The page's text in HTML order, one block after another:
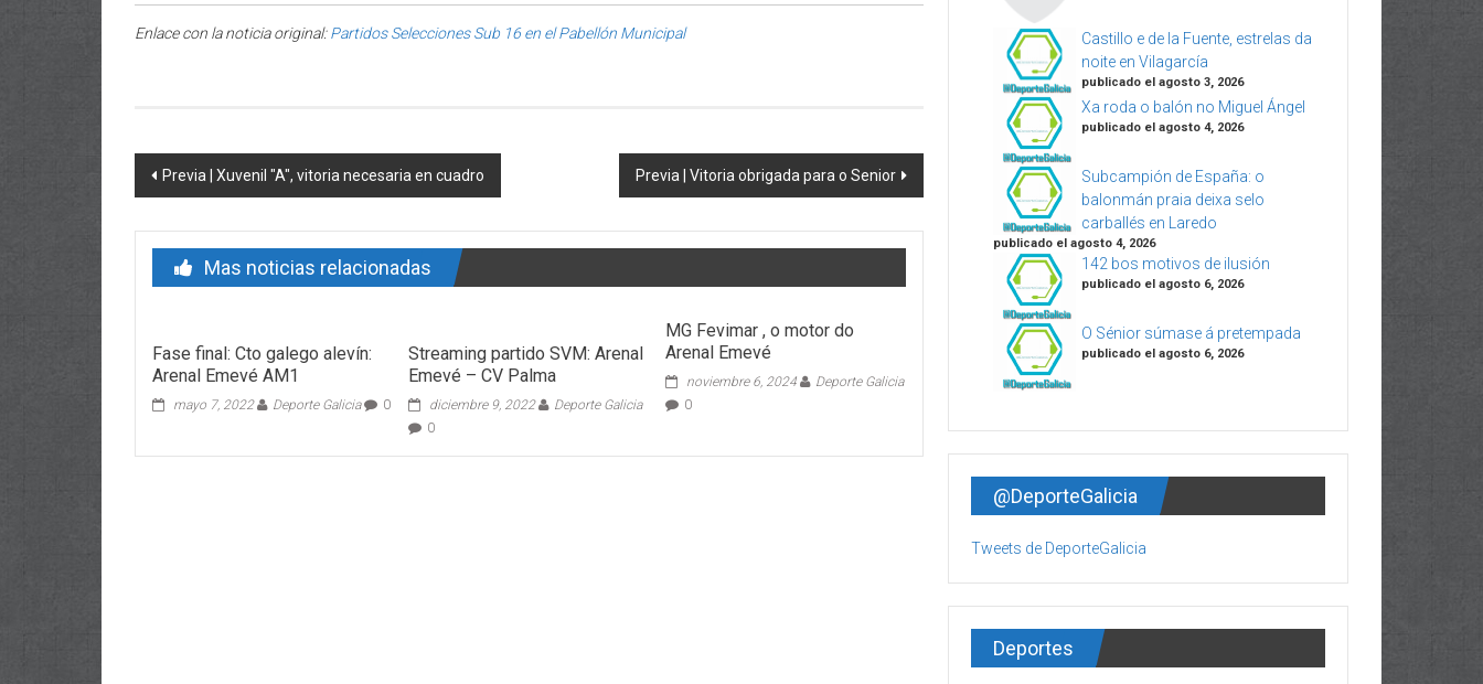
Enlace con la noticia original:Partidos Selecciones Sub 16 en el Pabellón Municipal
Post navigation
Previa | Xuvenil "A", vitoria necesaria en cuadro Previa | Vitoria obrigada para o Senior
Mas noticias relacionadas
Fase final: Cto galego alevín:
Arenal Emevé AM1
mayo 7, 2022 Deporte Galicia 0
Streaming partido SVM: Arenal
Emevé – CV Palma
diciembre 9, 2022
Deporte Galicia
0
MG Fevimar , o motor do
Arenal Emevé
noviembre 6, 2024
Deporte Galicia
0
Castillo e de la Fuente, estrelas da
noite en Vilagarcía
publicado el agosto 3, 2026
Xa roda o balón no Miguel Ángel
publicado el agosto 4, 2026
Subcampión de España: o
balonmán praia deixa selo
carballés en Laredo
publicado el agosto 4, 2026
142 bos motivos de ilusión
publicado el agosto 6, 2026
O Sénior súmase á pretempada
publicado el agosto 6, 2026
@DeporteGalicia
Tweets de DeporteGalicia
Deportes